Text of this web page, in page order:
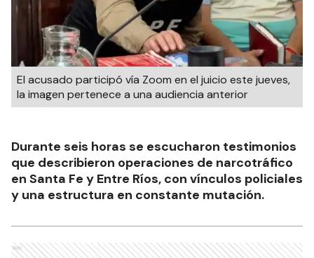
El acusado participó vía Zoom en el juicio este jueves,
la imagen pertenece a una audiencia anterior
Durante seis horas se escucharon testimonios
que describieron operaciones de narcotráfico
en Santa Fe y Entre Ríos, con vínculos policiales
y una estructura en constante mutación.
Ads